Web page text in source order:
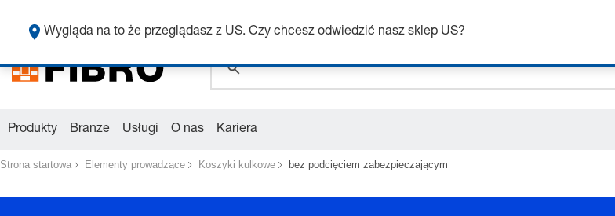
Produkty Branze Usługi O nas Kariera
Strona startowa Elementy prowadzące Koszyki kulkowe bez podcięciem zabezpieczającym
Wygląda na to że przeglądasz z US. Czy chcesz odwiedzić nasz sklep US?